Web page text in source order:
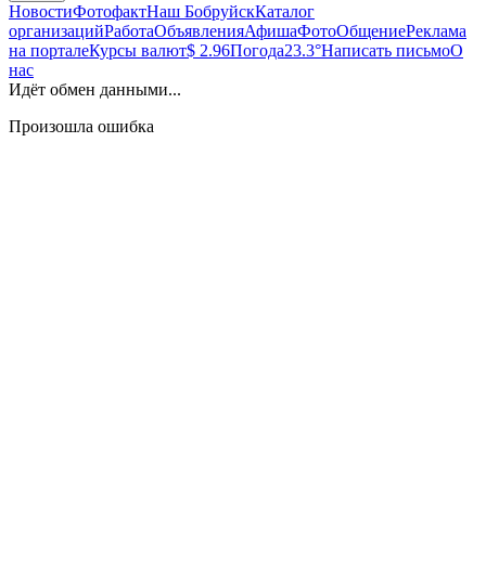
НовостиФотофактНаш БобруйскКаталог
организацийРаботаОбъявленияАфишаФотоОбщениеРеклама
на порталеКурсы валют$ 2.96Погода23.3°Написать письмоО
нас
Идёт обмен данными...
Произошла ошибка